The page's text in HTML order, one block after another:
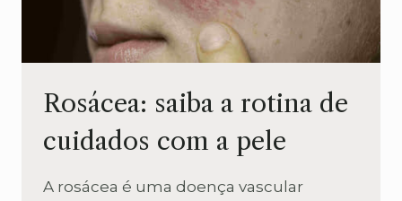
Rosácea: saiba a rotina de
cuidados com a pele
A rosácea é uma doença vascular